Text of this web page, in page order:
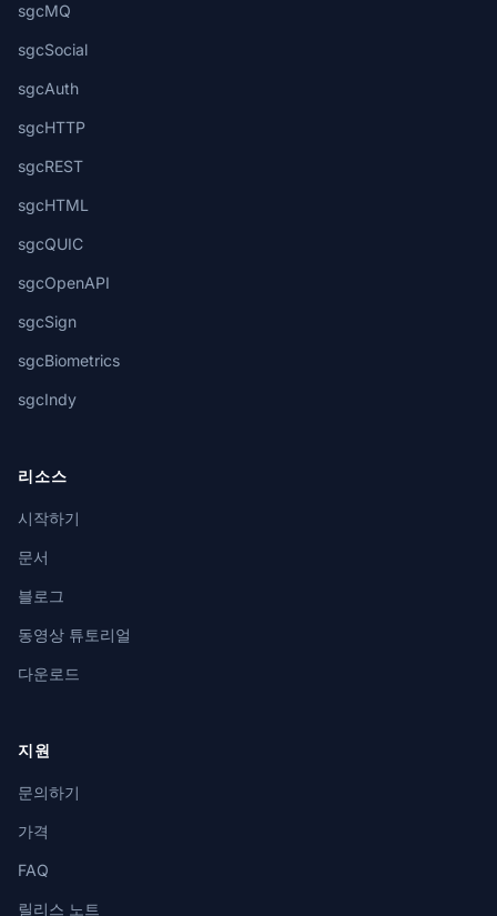
sgcMQ
sgcSocial
sgcAuth
sgcHTTP
sgcREST
sgcHTML
sgcQUIC
sgcOpenAPI
sgcSign
sgcBiometrics
sgcIndy
리소스
시작하기
문서
블로그
동영상 튜토리얼
다운로드
지원
문의하기
가격
FAQ
릴리스 노트